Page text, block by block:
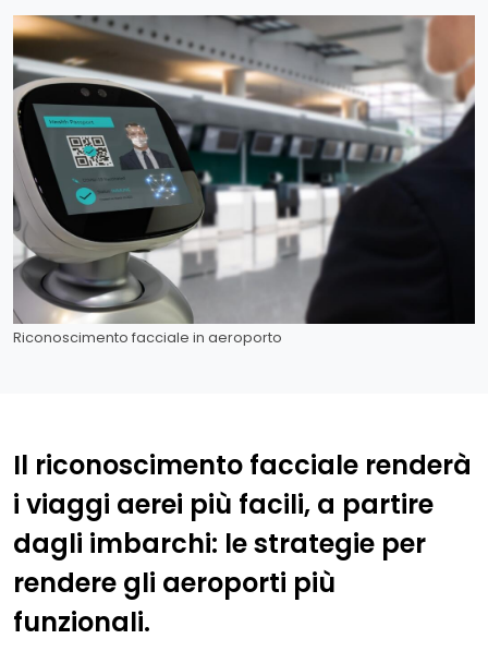
Riconoscimento facciale in aeroporto
Il riconoscimento facciale renderà
i viaggi aerei più facili, a partire
dagli imbarchi: le strategie per
rendere gli aeroporti più
funzionali.